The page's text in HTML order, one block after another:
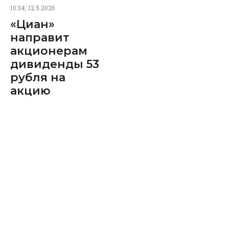
10:34, 12.5.2026
«Циан»
направит
акционерам
дивиденды 53
рубля на
акцию